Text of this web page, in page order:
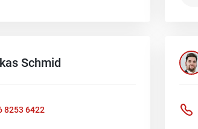
Schmid
8253 6422